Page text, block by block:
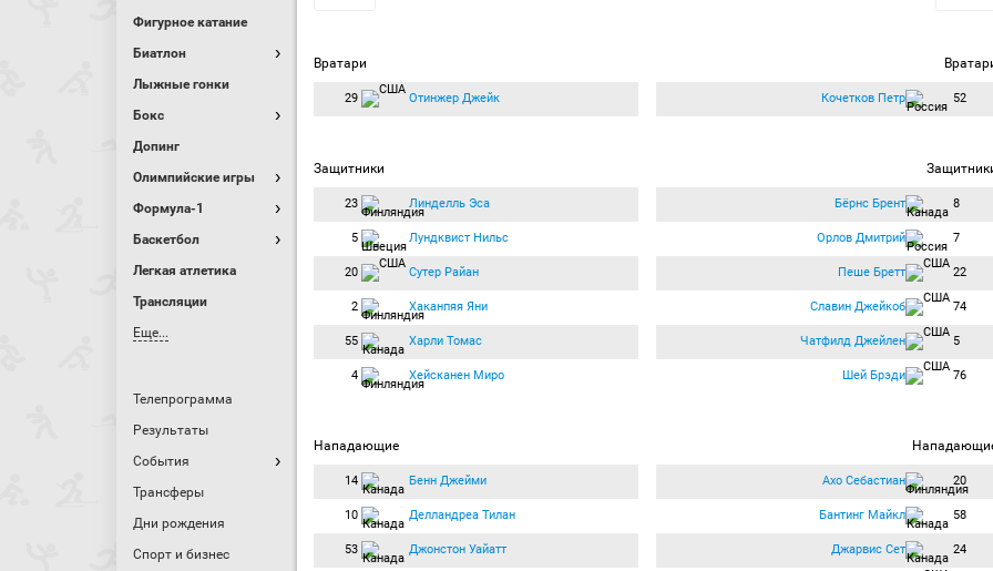
Фигурное катание
Биатлон
Лыжные гонки
Бокс
Допинг
Олимпийские игры
Формула-1
Баскетбол
Легкая атлетика
Трансляции
Еще...
Телепрограмма
Результаты
События
Трансферы
Дни рождения
Спорт и бизнес
Вратари
29 Отинжер Джейк
Защитники
23 Линделль Эса
5 Лундквист Нильс
20 Сутер Райан
2 Хаканпяя Яни
55 Харли Томас
4 Хейсканен Миро
Нападающие
14 Бенн Джейми
10 Делландреа Тилан
53 Джонстон Уайатт
Кочетков Петр 52
Бёрнс Брент 8
Орлов Дмитрий 7
Пеше Бретт 22
Славин Джейкоб 74
Чатфилд Джейлен 5
Шей Брэди 76
Ахо Себастиан 20
Бантинг Майкл 58
Джарвис Сет 24